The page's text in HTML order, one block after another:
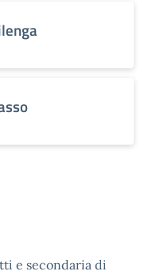
e secondaria di